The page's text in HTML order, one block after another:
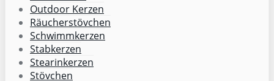
Outdoor Kerzen
Räucherstövchen
Schwimmkerzen
Stabkerzen
Stearinkerzen
Stövchen